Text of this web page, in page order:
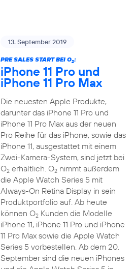
13. September 2019
PRE SALES START BEI O2:
iPhone 11 Pro und
iPhone 11 Pro Max
Die neuesten Apple Produkte,
darunter das iPhone 11 Pro und
iPhone 11 Pro Max aus der neuen
Pro Reihe für das iPhone, sowie das
iPhone 11, ausgestattet mit einem
Zwei-Kamera-System, sind jetzt bei
O2erhältlich. O2nimmt außerdem
die Apple Watch Series 5 mit
Always-On Retina Display in sein
Produktportfolio auf. Ab heute
können O2Kunden die Modelle
iPhone 11, iPhone 11 Pro und iPhone
11 Pro Max sowie die Apple Watch
Series 5 vorbestellen. Ab dem 20.
September sind die neuen iPhones